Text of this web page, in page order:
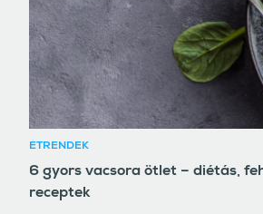
ÉTRENDEK
6 gyors vacsora ötlet – diétás,
receptek